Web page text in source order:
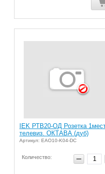
IEK РТВ20-ОД Розетка
телевиз. ОКТАВА (дуб)
Артикул: EAO10-K04-DC
Количество: